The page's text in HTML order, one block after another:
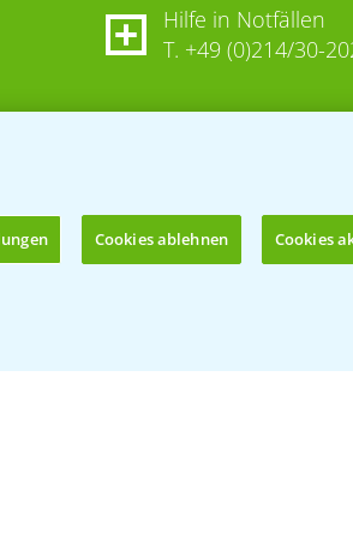
Hilfe in Notfällen
T. +49 (0)214/30-
Cookies ablehnen Cookies